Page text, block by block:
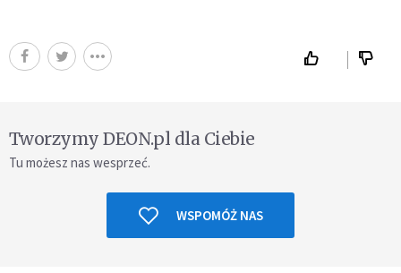
Tworzymy DEON.pl dla Ciebie
Tu możesz nas wesprzeć.
WSPOMÓŻ NAS